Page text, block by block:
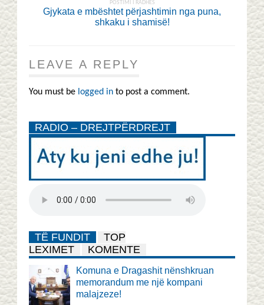
POSTIMI I RADHËS
Gjykata e mbështet përjashtimin nga puna,
shkaku i shamisë!
LEAVE A REPLY
You must be logged in to post a comment.
RADIO – DREJTPËRDREJT
TË FUNDIT
TOP
LEXIMET
KOMENTE
Komuna e Dragashit nënshkruan
memorandum me një kompani
malajzeze!